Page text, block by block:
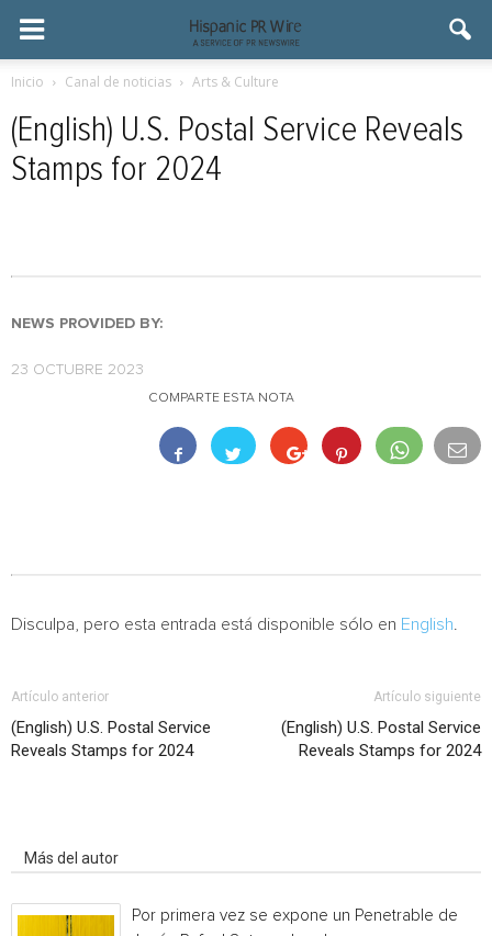
Inicio Canal de noticias Arts & Culture
(English) U.S. Postal Service Reveals
Stamps for 2024
NEWS PROVIDED BY:
23 OCTUBRE 2023
COMPARTE ESTA NOTA
Disculpa, pero esta entrada está disponible sólo en English
Artículo anterior
(English) U.S. Postal Service
Reveals Stamps for 2024
Artículo siguiente
(English) U.S. Postal Service
Reveals Stamps for 2024
Más del autor
Por primera vez se expone un Penetrable de